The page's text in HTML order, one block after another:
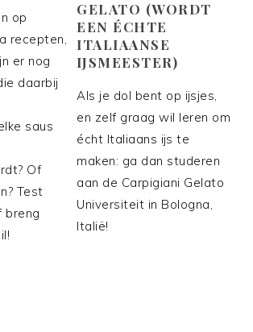
op
recepten,
er nog
daarbij
saus
Of
Test
breng
GELATO (WORDT
EEN ÉCHTE
ITALIAANSE
IJSMEESTER)
Als je dol bent op ijsjes,
en zelf graag wil leren om
écht Italiaans ijs te
maken: ga dan studeren
aan de Carpigiani Gelato
Universiteit in Bologna,
Italië!